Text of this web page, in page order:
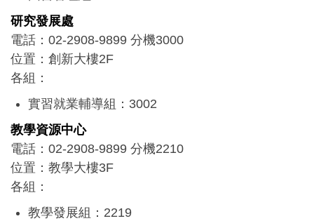
諮詢推廣組
網路媒體組
系統開發組
所屬單位：
圖書館：2280（圖資大樓4F）
研究發展處
電話：02-2908-9899 分機3000
位置：創新大樓2F
各組：
實習就業輔導組：3002
研究推動組：3009
產學合作組：3070
所屬單位：
創新育成中心：3066
產學合作發展中心：3071
教學資源中心
電話：02-2908-9899 分機2210
位置：教學大樓3F
各組：
教學發展組：2219